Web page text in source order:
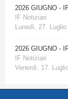
2026 GIUGNO -
IF Notiziari
Lunedì, 27.
2026 GIUGNO -
IF Notiziari
Venerdì, 17.